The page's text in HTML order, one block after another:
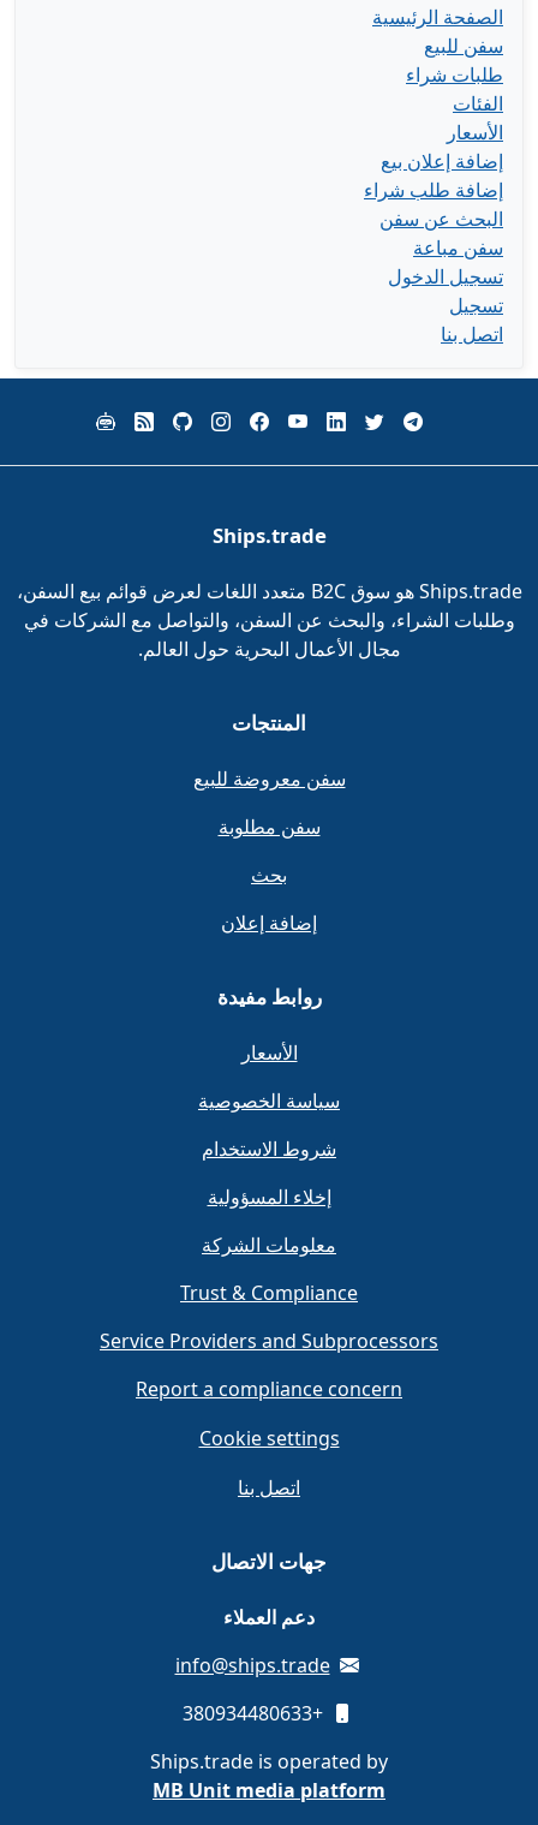
الصفحة الرئيسية
سفن للبيع
طلبات شراء
الفئات
الأسعار
إضافة إعلان بيع
إضافة طلب شراء
البحث عن سفن
سفن مباعة
تسجيل الدخول
تسجيل
اتصل بنا
Ships.trade
Ships.trade هو سوق B2C متعدد اللغات لعرض قوائم بيع السفن،
وطلبات الشراء، والبحث عن السفن، والتواصل مع الشركات في
مجال الأعمال البحرية حول العالم.
المنتجات
سفن معروضة للبيع
سفن مطلوبة
بحث
إضافة إعلان
روابط مفيدة
الأسعار
سياسة الخصوصية
شروط الاستخدام
إخلاء المسؤولية
معلومات الشركة
Trust & Compliance
Service Providers and Subprocessors
Report a compliance concern
Cookie settings
اتصل بنا
جهات الاتصال
دعم العملاء
info@ships.trade
+380934480633
Ships.trade is operated by
MB Unit media platform